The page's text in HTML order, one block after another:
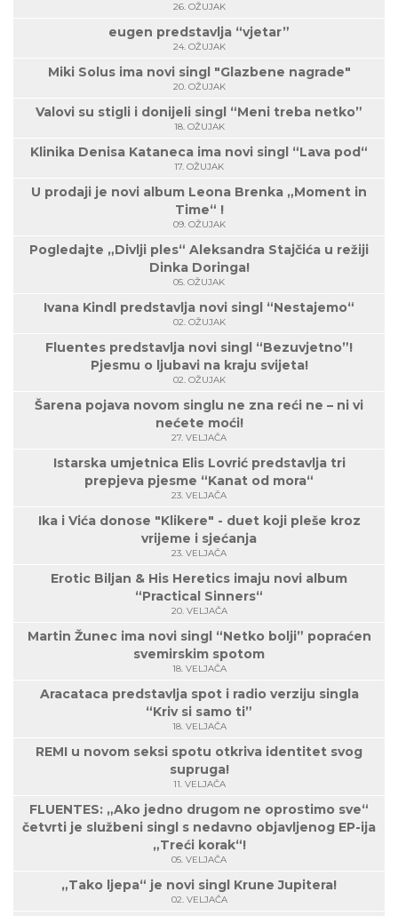
26. OŽUJAK
eugen predstavlja “vjetar”
24. OŽUJAK
Miki Solus ima novi singl "Glazbene nagrade"
20. OŽUJAK
Valovi su stigli i donijeli singl “Meni treba netko”
18. OŽUJAK
Klinika Denisa Kataneca ima novi singl “Lava pod“
17. OŽUJAK
U prodaji je novi album Leona Brenka „Moment in
Time“ !
09. OŽUJAK
Pogledajte „Divlji ples“ Aleksandra Stajčića u režiji
Dinka Doringa!
05. OŽUJAK
Ivana Kindl predstavlja novi singl “Nestajemo“
02. OŽUJAK
Fluentes predstavlja novi singl “Bezuvjetno”!
Pjesmu o ljubavi na kraju svijeta!
02. OŽUJAK
Šarena pojava novom singlu ne zna reći ne – ni vi
nećete moći!
27. VELJAČA
Istarska umjetnica Elis Lovrić predstavlja tri
prepjeva pjesme “Kanat od mora“
23. VELJAČA
Ika i Vića donose "Klikere" - duet koji pleše kroz
vrijeme i sjećanja
23. VELJAČA
Erotic Biljan & His Heretics imaju novi album
“Practical Sinners“
20. VELJAČA
Martin Žunec ima novi singl “Netko bolji” popraćen
svemirskim spotom
18. VELJAČA
Aracataca predstavlja spot i radio verziju singla
“Kriv si samo ti”
18. VELJAČA
REMI u novom seksi spotu otkriva identitet svog
supruga!
11. VELJAČA
FLUENTES: „Ako jedno drugom ne oprostimo sve“
četvrti je službeni singl s nedavno objavljenog EP-ija
„Treći korak“!
05. VELJAČA
„Tako ljepa“ je novi singl Krune Jupitera!
02. VELJAČA